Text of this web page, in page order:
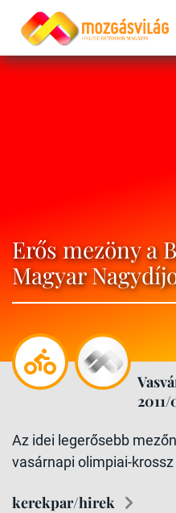
Erős mezöny a
Magyar
Az idei legerősebb
vasárnapi olimpiai-
kerekpar/hirek